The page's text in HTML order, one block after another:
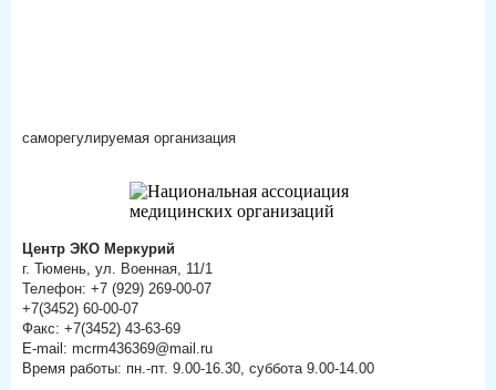
саморегулируемая организация
Центр ЭКО Меркурий
г. Тюмень, ул. Военная, 11/1
Телефон: +7 (929) 269-00-07
+7(3452) 60-00-07
Факс: +7(3452) 43-63-69
E-mail: mcrm436369@mail.ru
Время работы: пн.-пт. 9.00-16.30, суббота 9.00-14.00